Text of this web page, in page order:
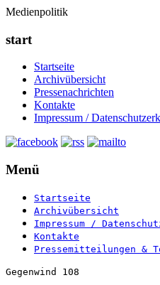
Medienpolitik
start
Startseite
Archivübersicht
Pressenachrichten
Kontakte
Impressum /
Menü
Startseite
Archivübersicht
Impressum /
Kontakte
Pressemitteilungen &
Gegenwind 108